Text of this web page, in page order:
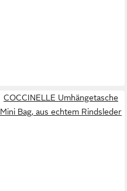
COCCINELLE Umhängetasche
Mini Bag, aus echtem Rindsleder